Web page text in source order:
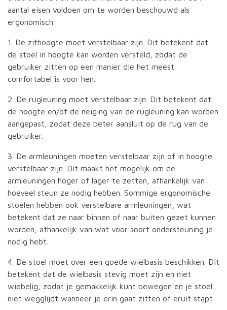
aantal eisen voldoen om te worden beschouwd als
ergonomisch:
1. De zithoogte moet verstelbaar zijn. Dit betekent dat
de stoel in hoogte kan worden versteld, zodat de
gebruiker zitten op een manier die het meest
comfortabel is voor hen.
2. De rugleuning moet verstelbaar zijn. Dit betekent dat
de hoogte en/of de neiging van de rugleuning kan worden
aangepast, zodat deze beter aansluit op de rug van de
gebruiker.
3. De armleuningen moeten verstelbaar zijn of in hoogte
verstelbaar zijn. Dit maakt het mogelijk om de
armleuningen hoger of lager te zetten, afhankelijk van
hoeveel steun ze nodig hebben. Sommige ergonomische
stoelen hebben ook verstelbare armleuningen, wat
betekent dat ze naar binnen of naar buiten gezet kunnen
worden, afhankelijk van wat voor soort ondersteuning je
nodig hebt.
4. De stoel moet over een goede wielbasis beschikken. Dit
betekent dat de wielbasis stevig moet zijn en niet
wiebelig, zodat je gemakkelijk kunt bewegen en je stoel
niet wegglijdt wanneer je erin gaat zitten of eruit stapt.